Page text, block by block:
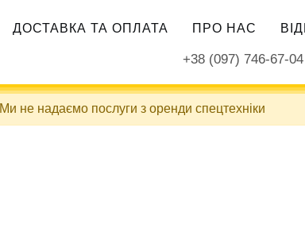
ДОСТАВКА ТА ОПЛАТА ПРО НАС
+38 (097) 746-67-04
Ми не надаємо послуги з оренди спецтехніки